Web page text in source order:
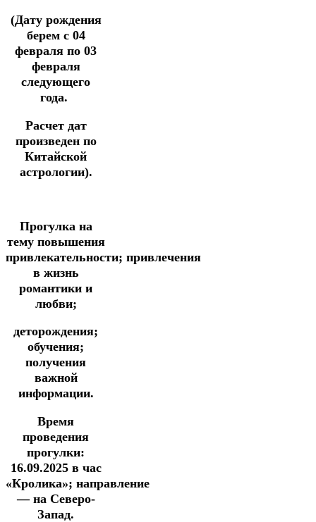
(Дату рождения
берем с 04
февраля по 03
февраля
следующего
года.
Расчет дат
произведен по
Китайской
астрологии).
Прогулка на
тему повышения
привлекательности; привлечения
в жизнь
романтики и
любви;
деторождения;
обучения;
получения
важной
информации.
Время
проведения
прогулки:
16.09.2025в час
«Кролика»; направление
— на Северо-
Запад.